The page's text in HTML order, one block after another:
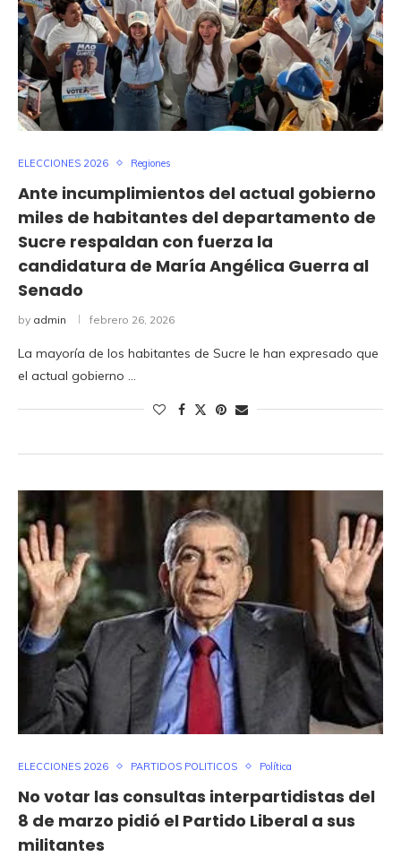
ELECCIONES 2026 Regiones
Ante incumplimientos del actual gobierno
miles de habitantes del departamento de
Sucre respaldan con fuerza la
candidatura de María Angélica Guerra al
Senado
by admin febrero 26, 2026
La mayoría de los habitantes de Sucre le han expresado que
el actual gobierno …
ELECCIONES 2026 PARTIDOS POLITICOS Política
No votar las consultas interpartidistas del
8 de marzo pidió el Partido Liberal a sus
militantes